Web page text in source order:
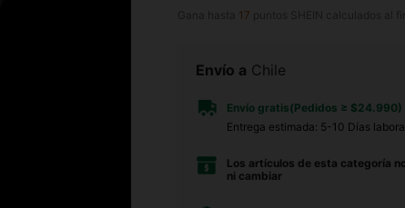
17
Envío a Chile
Envío gratis(Pedidos ≥ $24.990)
Entrega estimada: 5-10 Días
Los artículos de esta categoría
ni cambiar